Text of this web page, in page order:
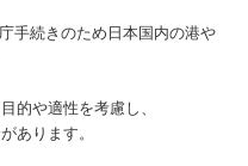
⼿続きのため⽇本国内の港や
的や適性を考慮し、
あります。